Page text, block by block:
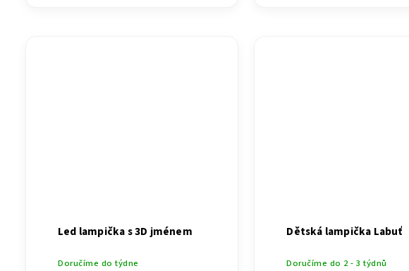
Led lampička s 3D jménem
Doručíme do týdne
Dětská lampička Labuť
Doručíme do 2 - 3 týdnů